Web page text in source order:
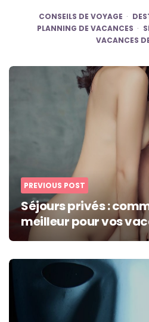
CONSEILS DE VOYAGE
PLANNING DE VACANCES
VACANCES
Post
navigation
PREVIOUS POST
Séjours privés :
meilleur pour vos